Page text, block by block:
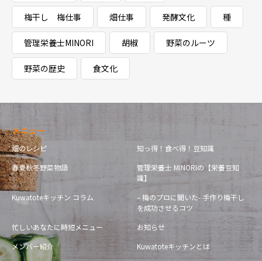
梅干し 梅仕事 畑仕事 発酵文化 種
管理栄養士MINORI 胡椒 野菜のルーツ
野菜の歴史 食文化
メニュー
畑のレシピ
知っ得！食べ得！豆知識
春夏秋冬野菜物語
管理栄養士 MINORIの【栄養豆知
識】
Kuwatoteキッチン コラム
– 梅のプロに聞いた- 手作り梅干し
を成功させるコツ
忙しいあなたに時短メニュー
お知らせ
メンバー紹介
Kuwatoteキッチンとは